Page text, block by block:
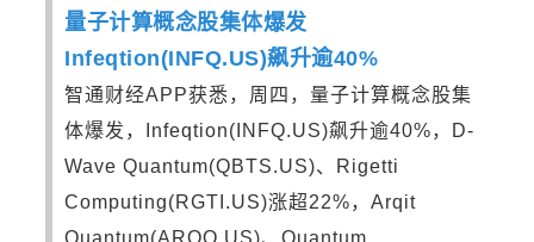
量子计算概念股集体爆发
Infeqtion(INFQ.US)飙升逾40%
智通财经APP获悉，周四，量子计算概念股集
体爆发，Infeqtion(INFQ.US)飙升逾40%，D-
Wave Quantum(QBTS.US)、Rigetti
Computing(RGTI.US)涨超22%，Arqit